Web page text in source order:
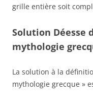
grille entière soit
Solution Déesse
mythologie
La solution à la
mythologie grecque »